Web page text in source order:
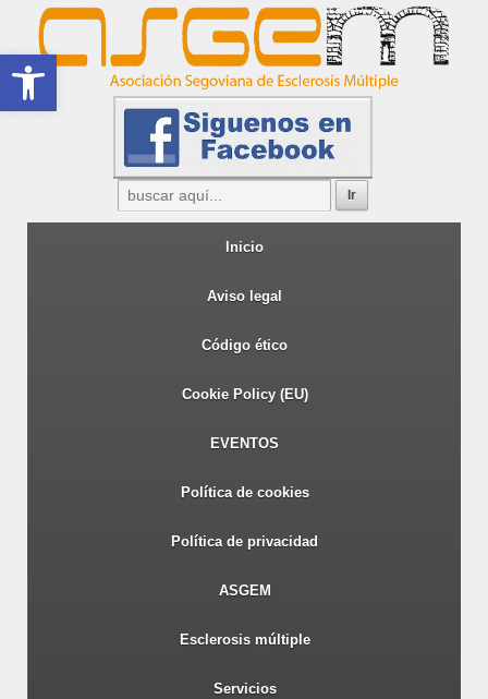
Abrir barra de herramientas
Inicio
Aviso legal
Código ético
Cookie Policy (EU)
EVENTOS
Política de cookies
Política de privacidad
ASGEM
Esclerosis múltiple
Servicios